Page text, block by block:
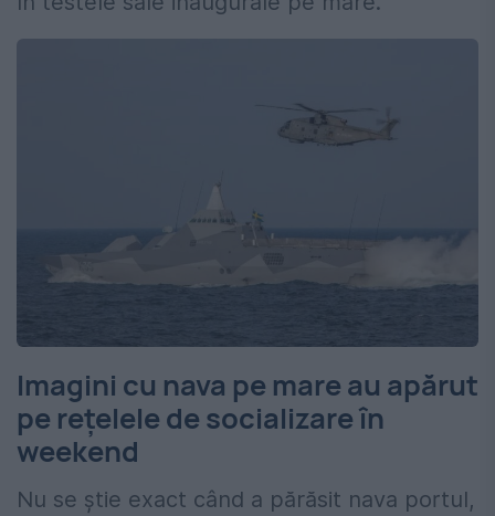
Imagini cu nava pe mare au apărut
pe rețelele de socializare în
weekend
Nu se știe exact când a părăsit nava portul,